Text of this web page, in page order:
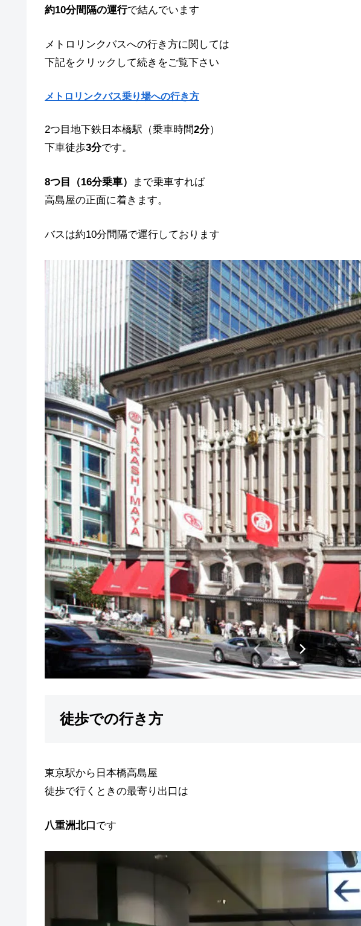
約10分間隔の運行で結んでいます
メトロリンクバスへの行き方に関しては
下記をクリックして続きをご覧下さい
メトロリンクバス乗り場への行き方
2つ目地下鉄日本橋駅（乗車時間2分）
下車徒歩3分です。
8つ目（16分乗車）
まで乗車すれば
高島屋の正面に着きます。
バスは約10分間隔で運行しております
徒歩での行き方
東京駅から日本橋高島屋
徒歩で行くときの最寄り出口は
八重洲北口 です